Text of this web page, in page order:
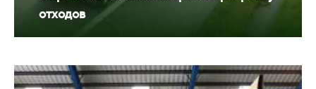
отходов